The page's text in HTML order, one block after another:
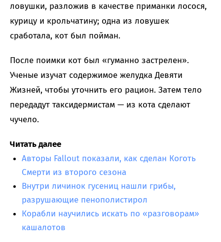
ловушки, разложив в качестве приманки лосося,
курицу и крольчатину; одна из ловушек
сработала, кот был пойман.
После поимки кот был «гуманно застрелен».
Ученые изучат содержимое желудка Девяти
Жизней, чтобы уточнить его рацион. Затем тело
передадут таксидермистам — из кота сделают
чучело.
Читать далее
Авторы Fallout показали, как сделан Коготь
Смерти из второго сезона
Внутри личинок гусениц нашли грибы,
разрушающие пенополистирол
Корабли научились искать по «разговорам»
кашалотов